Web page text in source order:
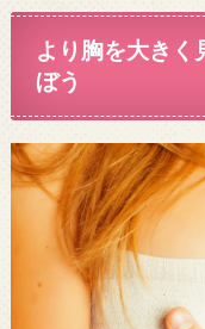
より胸を大きく
ぼう